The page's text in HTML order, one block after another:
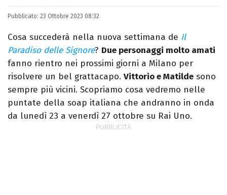
LINKEDIN
INSTAGRAM FACEBOOK SITO
Romana, laurea in Scienze Politiche,
giornalista per caso. Ho scritto per
quotidiani, settimanali, siti e agenzie,
prevalentemente di cronaca e spettacoli.
Pubblicato: 23 Ottobre 2023 08:32
Cosa succederà nella nuova settimana de Il
Paradiso delle Signore? Due personaggi molto amati
fanno rientro nei prossimi giorni a Milano per
risolvere un bel grattacapo. Vittorio e Matilde sono
sempre più vicini. Scopriamo cosa vedremo nelle
puntate della soap italiana che andranno in onda
da lunedì 23 a venerdì 27 ottobre su Rai Uno.